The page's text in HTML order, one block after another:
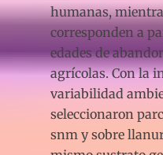
humanas,
corresponden a
edades de
agrícolas. Con la
variabilidad
seleccionaron
snm y sobre